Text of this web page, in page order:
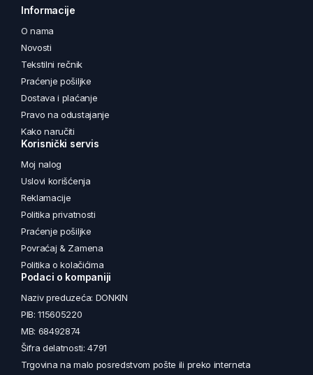
Informacije
O nama
Novosti
Tekstilni rečnik
Praćenje pošiljke
Dostava i plaćanje
Pravo na odustajanje
Kako naručiti
Korisnički servis
Moj nalog
Uslovi korišćenja
Reklamacije
Politika privatnosti
Praćenje pošiljke
Povraćaj & Zamena
Politika o kolačićima
Podaci o kompaniji
Naziv preduzeća: DONKIN
PIB: 115605220
MB: 68492874
Šifra delatnosti: 4791
Trgovina na malo posredstvom pošte ili preko interneta